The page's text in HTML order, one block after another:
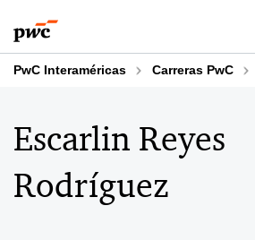
to
content
to
footer
PwC Interaméricas Carreras PwC
Escarlin Reyes
Rodríguez